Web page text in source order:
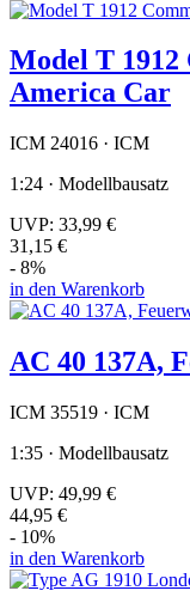
Model T 1912
America Car
ICM 24016 · ICM
1:24 · Modellbausatz
UVP: 33,99 €
31,15 €
- 8%
in den Warenkorb
AC 40 137A,
ICM 35519 · ICM
1:35 · Modellbausatz
UVP: 49,99 €
44,95 €
- 10%
in den Warenkorb